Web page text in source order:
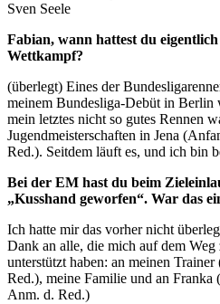
Sven Seele
Fabian, wann hattest du
Wettkampf?
(überlegt) Eines der
meinem Bundesliga-Debüt in
mein letztes nicht so gutes Rennen
Jugendmeisterschaften in Jena
Red.). Seitdem läuft es, und ich bin
Bei der EM hast du beim
„Kusshand geworfen“. War das
Ich hatte mir das vorher nicht
Dank an alle, die mich auf dem
unterstützt haben: an meinen
Red.), meine Familie und an Franka
Anm. d. Red.)